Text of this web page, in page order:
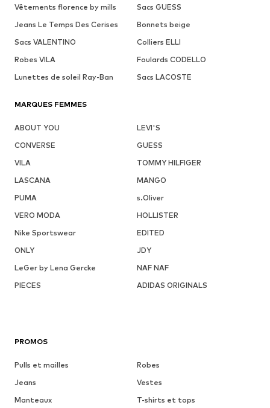
Vêtements florence by mills
Sacs GUESS
Jeans Le Temps Des Cerises
Bonnets beige
Sacs VALENTINO
Colliers ELLI
Robes VILA
Foulards CODELLO
Lunettes de soleil Ray-Ban
Sacs LACOSTE
MARQUES FEMMES
ABOUT YOU
LEVI'S
CONVERSE
GUESS
VILA
TOMMY HILFIGER
LASCANA
MANGO
PUMA
s.Oliver
VERO MODA
HOLLISTER
Nike Sportswear
EDITED
ONLY
JDY
LeGer by Lena Gercke
NAF NAF
PIECES
ADIDAS ORIGINALS
PROMOS
Pulls et mailles
Robes
Jeans
Vestes
Manteaux
T-shirts et tops